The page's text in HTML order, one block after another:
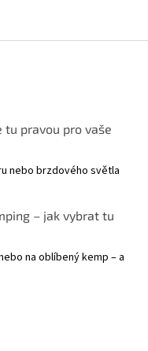
pravou pro vaše
nebo brzdového světla
– jak vybrat tu
na oblíbený kemp – a